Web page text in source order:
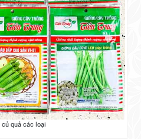
củ quả các loại